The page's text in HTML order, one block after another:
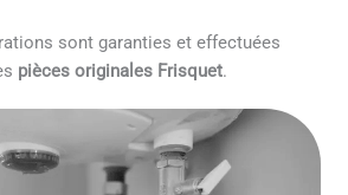
sont garanties et effectuées
pièces originales Frisquet.